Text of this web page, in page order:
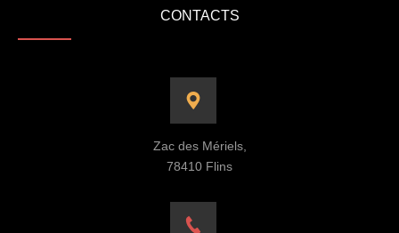
CONTACTS
Zac des Mériels,
78410 Flins